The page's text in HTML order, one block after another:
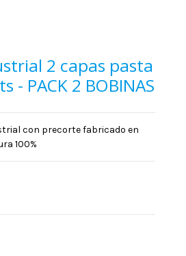
2 capas pasta
- PACK 2 BOBINAS
con precorte fabricado en
100%